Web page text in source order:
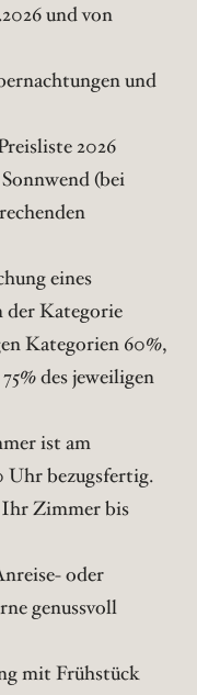
und von
und
2026
(bei
eines
der Kategorie
Kategorien 60%,
des jeweiligen
ist am
Uhr bezugsfertig.
Zimmer bis
oder
genussvoll
mit Frühstück